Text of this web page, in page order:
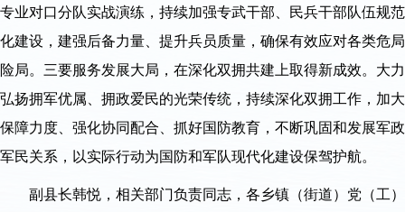
专业对口分队实战演练，持续加强专武干部、民兵干部队伍规范
化建设，建强后备力量、提升兵员质量，确保有效应对各类危局
险局。三要服务发展大局，在深化双拥共建上取得新成效。大力
弘扬拥军优属、拥政爱民的光荣传统，持续深化双拥工作，加大
保障力度、强化协同配合、抓好国防教育，不断巩固和发展军政
军民关系，以实际行动为国防和军队现代化建设保驾护航。
副县长韩悦，相关部门负责同志，各乡镇（街道）党（工）